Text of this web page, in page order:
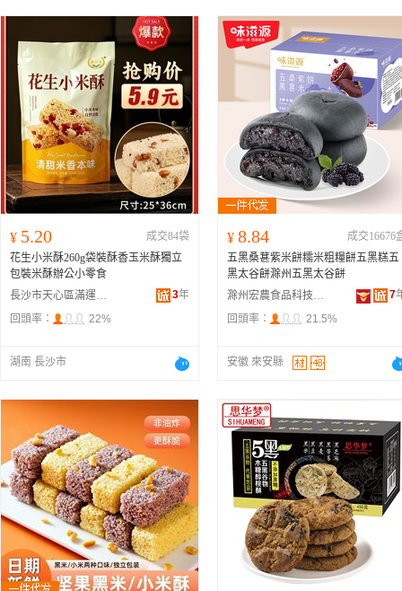
¥ 5.20
成交84袋
花生小米酥260g袋裝酥香玉米酥獨立
包裝米酥辦公小零食
長沙市天心區滿運百貨商行
3年
回頭率：
22%
湖南 長沙市
¥ 8.84
成交16676
五黑桑葚紫米餅糯米粗糧餅五黑糕五
黑太谷餅滁州五黑太谷餅
滁州宏農食品科技有限公司
7
回頭率：
21.5%
安徽 來安縣